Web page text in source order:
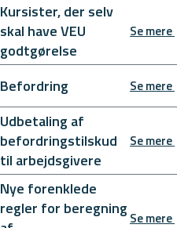
Kursister, der selv
skal have VEU
godtgørelse
Se mere
Befordring Se mere
Udbetaling af
befordringstilskud
til arbejdsgivere
Se mere
Nye forenklede
regler for beregning Se mere